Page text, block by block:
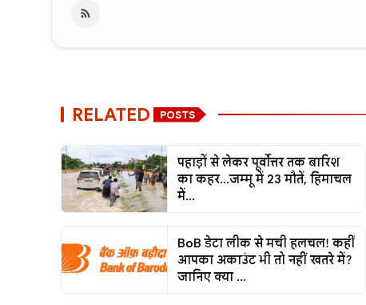
RELATED POSTS
पहाड़ों से लेकर पूर्वोत्तर तक बारिश
का कहर...जम्मू में 23 मौतें, हिमाचल
में...
BoB डेटा लीक से मची हलचल! कहीं
आपका अकाउंट भी तो नहीं खतरे में?
जानिए क्या ...